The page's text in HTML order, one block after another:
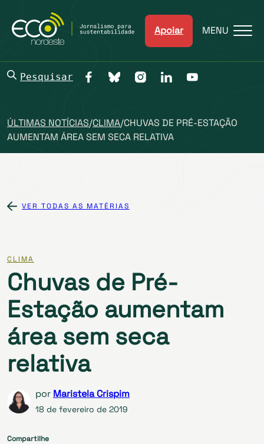
Apoiar MENU
Pesquisar
ÚLTIMAS NOTÍCIAS/CLIMA/CHUVAS DE PRÉ-ESTAÇÃO
AUMENTAM ÁREA SEM SECA RELATIVA
VER TODAS AS MATÉRIAS
CLIMA
Chuvas de Pré-
Estação aumentam
área sem seca
relativa
por Maristela Crispim
18 de fevereiro de 2019
Compartilhe